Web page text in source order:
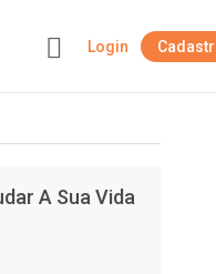
Login
A Sua Vida